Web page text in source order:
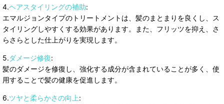
4.ヘアスタイリングの補助:
エマルジョンタイプのトリートメントは、髪のまとまりを良くし、ス
タイリングしやすくする効果があります。また、フリッツを抑え、さ
らさらとした仕上がりを実現します。
5.ダメージ修復:
髪のダメージを修復し、強化する成分が含まれていることが多く、使
用することで髪の健康を促進します。
6.ツヤと柔らかさの向上: